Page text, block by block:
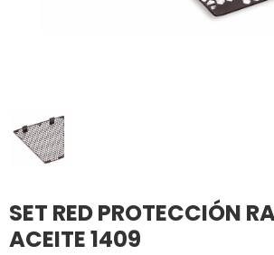
SET RED PROTECCIÓN
ACEITE 1409